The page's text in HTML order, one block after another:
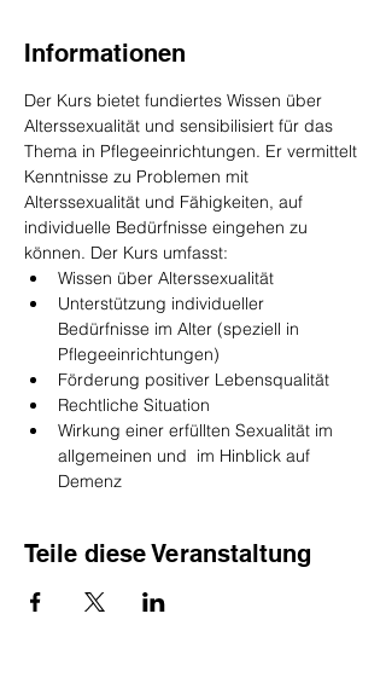
Informationen
Der Kurs bietet fundiertes Wissen über
Alterssexualität und sensibilisiert für das
Thema in Pflegeeinrichtungen. Er vermittelt
Kenntnisse zu Problemen mit
Alterssexualität und Fähigkeiten, auf
individuelle Bedürfnisse eingehen zu
können. Der Kurs umfasst:
Wissen über Alterssexualität
Unterstützung individueller
Bedürfnisse im Alter (speziell in
Pflegeeinrichtungen)
Förderung positiver Lebensqualität
Rechtliche Situation
Wirkung einer erfüllten Sexualität im
allgemeinen und  im Hinblick auf
Demenz
Teile diese Veranstaltung